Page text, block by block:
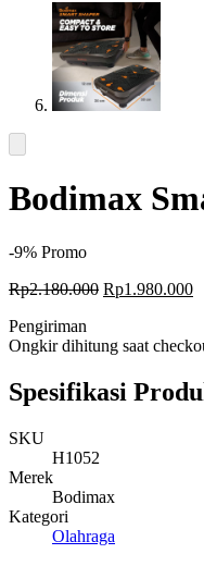
Bodimax
-9% Promo
Rp2.180.000 Original
Rp2.180.000.
Rp1.980.000
Pengiriman
Ongkir dihitung saat
Spesifikasi
SKU
H1052
Merek
Bodimax
Kategori
Olahraga